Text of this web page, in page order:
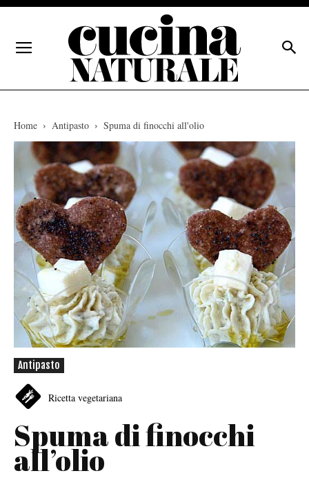
Home Antipasto Spuma di finocchi all'olio
Antipasto
Ricetta vegetariana
Spuma di finocchi
all’olio